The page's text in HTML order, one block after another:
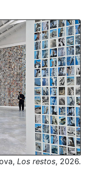
Los restos, 2026.